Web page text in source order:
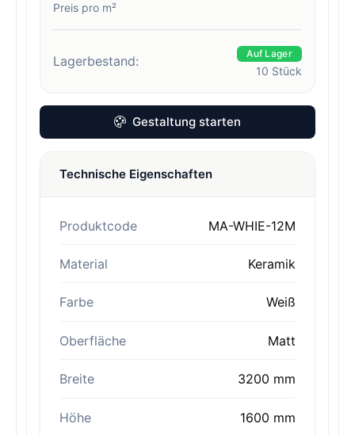
Preis pro m²
Lagerbestand: Auf Lager
10 Stück
Gestaltung starten
Technische Eigenschaften
Produktcode MA-WHIE-12M
Material Keramik
Farbe Weiß
Oberfläche Matt
Breite 3200 mm
Höhe 1600 mm